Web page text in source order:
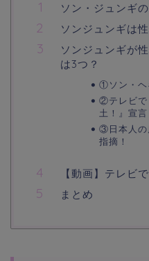
ソン・ジュンギ
ソンジュンギは
ソンジュンギが
は3つ？
①ソン・ヘ
②テレビで
土！』宣言
③日本人の
指摘！
【動画】テレビ
まとめ